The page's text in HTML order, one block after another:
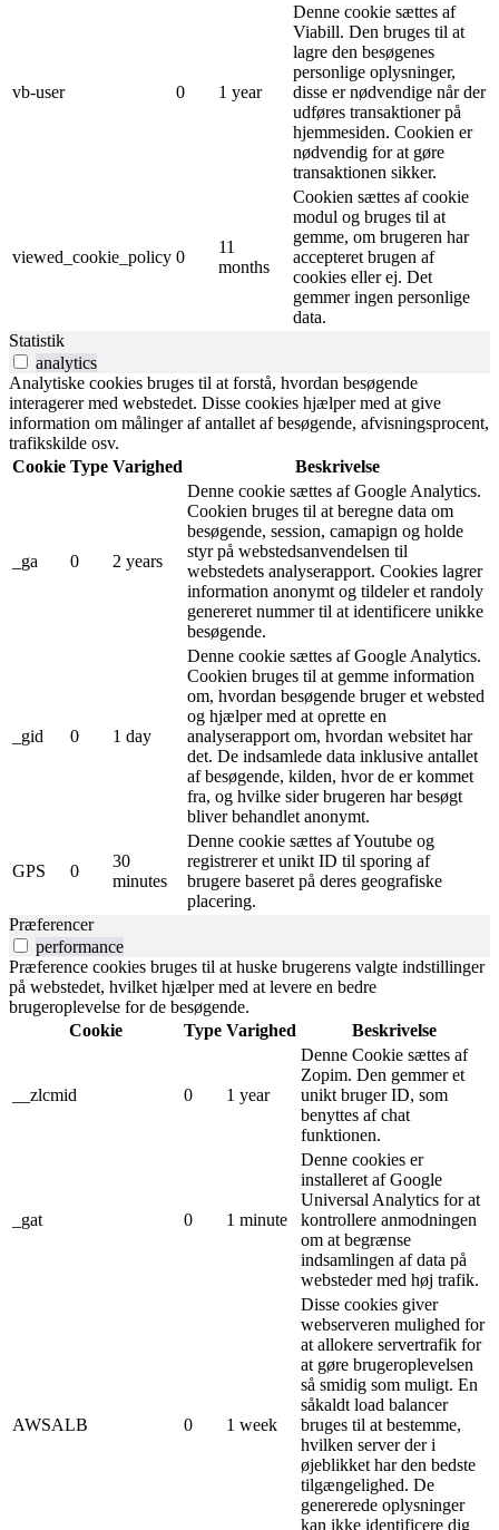
vb-user 0 1 year
Denne cookie sættes af
Viabill. Den bruges til at
lagre den besøgenes
personlige oplysninger,
disse er nødvendige når der
udføres transaktioner på
hjemmesiden. Cookien er
nødvendig for at gøre
transaktionen sikker.
viewed_cookie_policy 0
11
months
Cookien sættes af cookie
modul og bruges til at
gemme, om brugeren har
accepteret brugen af ​​
cookies eller ej. Det
gemmer ingen personlige
data.
Statistik
analytics
Analytiske cookies bruges til at forstå, hvordan besøgende
interagerer med webstedet. Disse cookies hjælper med at give
information om målinger af antallet af besøgende, afvisningsprocent,
trafikskilde osv.
Cookie Type Varighed Beskrivelse
_ga 0 2 years
Denne cookie sættes af Google Analytics.
Cookien bruges til at beregne data om
besøgende, session, camapign og holde
styr på webstedsanvendelsen til
webstedets analyserapport. Cookies lagrer
information anonymt og tildeler et randoly
genereret nummer til at identificere unikke
besøgende.
_gid 0 1 day
Denne cookie sættes af Google Analytics.
Cookien bruges til at gemme information
om, hvordan besøgende bruger et websted
og hjælper med at oprette en
analyserapport om, hvordan websitet har
det. De indsamlede data inklusive antallet
af besøgende, kilden, hvor de er kommet
fra, og hvilke sider brugeren har besøgt
bliver behandlet anonymt.
GPS 0
30
minutes
Denne cookie sættes af Youtube og
registrerer et unikt ID til sporing af
brugere baseret på deres geografiske
placering.
Præferencer
performance
Præference cookies bruges til at huske brugerens valgte indstillinger
på webstedet, hvilket hjælper med at levere en bedre
brugeroplevelse for de besøgende.
Cookie
Type Varighed Beskrivelse
__zlcmid 0 1 year
Denne Cookie sættes af
Zopim. Den gemmer et
unikt bruger ID, som
benyttes af chat
funktionen.
_gat 0 1 minute
Denne cookies er
installeret af Google
Universal Analytics for at
kontrollere anmodningen
om at begrænse
indsamlingen af ​​data på
websteder med høj trafik.
AWSALB 0 1 week
Disse cookies giver
webserveren mulighed for
at allokere servertrafik for
at gøre brugeroplevelsen
så smidig som muligt. En
såkaldt load balancer
bruges til at bestemme,
hvilken server der i
øjeblikket har den bedste
tilgængelighed. De
genererede oplysninger
kan ikke identificere dig